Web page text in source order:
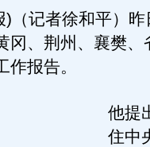
记者徐和平）昨
冈、荆州、襄樊、
报告。
他提
住中